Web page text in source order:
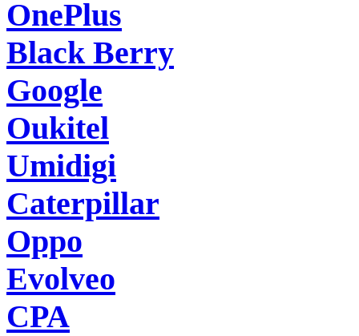
OnePlus
Black Berry
Google
Oukitel
Umidigi
Caterpillar
Oppo
Evolveo
CPA